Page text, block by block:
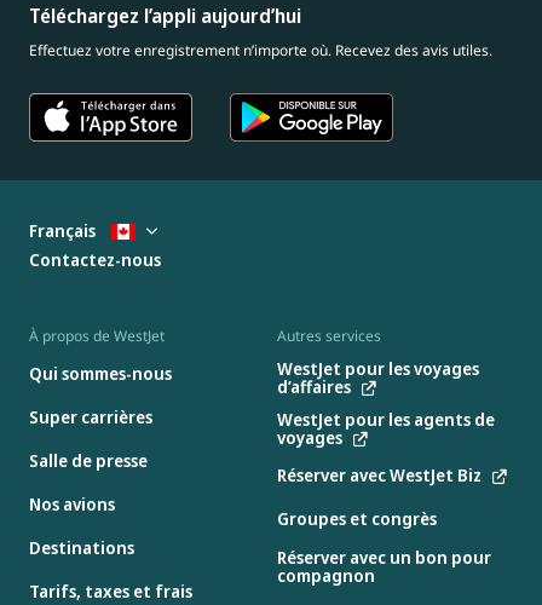
Téléchargez l’appli aujourd’hui
Effectuez votre enregistrement n’importe où. Recevez des avis utiles.
À propos de WestJet
Qui sommes-nous
Super carrières
Salle de presse
Nos avions
Destinations
Tarifs, taxes et frais
Autres services
WestJet pour les voyages
d’affaires
WestJet pour les agents de
voyages
Réserver avec WestJet Biz
Groupes et congrès
Réserver avec un bon pour
compagnon
Français
Contactez-nous